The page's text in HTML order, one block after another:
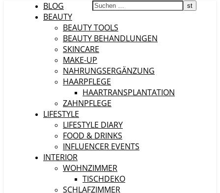
BLOG
BEAUTY
BEAUTY TOOLS
BEAUTY BEHANDLUNGEN
SKINCARE
MAKE-UP
NAHRUNGSERGÄNZUNG
HAARPFLEGE
HAARTRANSPLANTATION
ZAHNPFLEGE
LIFESTYLE
LIFESTYLE DIARY
FOOD & DRINKS
INFLUENCER EVENTS
INTERIOR
WOHNZIMMER
TISCHDEKO
SCHLAFZIMMER